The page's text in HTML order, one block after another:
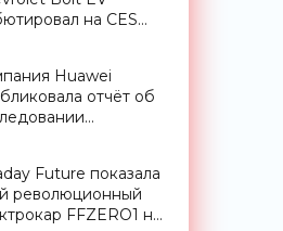
на CES
Huawei
отчёт об
следующего
-
Future показала
революционный
FFZERO1 на